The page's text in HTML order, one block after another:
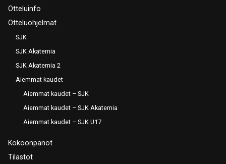
Otteluinfo
Otteluohjelmat
SJK
SJK Akatemia
SJK Akatemia 2
Aiemmat kaudet
Aiemmat kaudet – SJK
Aiemmat kaudet – SJK Akatemia
Aiemmat kaudet – SJK U17
Kokoonpanot
Tilastot